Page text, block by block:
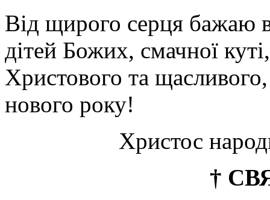
Від щирого серця бажаю
дітей Божих, смачної
Христового та
нового року!
Христос
†